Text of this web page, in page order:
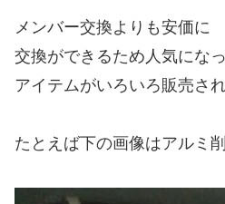
メンバー交換よりも安価に
交換ができるため人気にな
アイテムがいろいろ販売さ
たとえば下の画像はアルミ